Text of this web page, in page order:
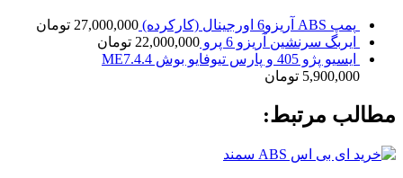
پمپ ABS آریزو6 اورجینال (کارکرده) 27,000,000 تومان
ایربگ سرنشین آریزو 6 پرو
22,000,000 تومان
ایسیو پژو 405 و پارس تیوفایو بوش ME7.4.4
5,900,000 تومان
مطالب مرتبط: